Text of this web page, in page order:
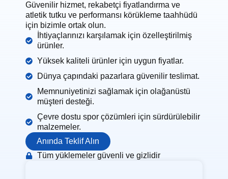
Güvenilir hizmet, rekabetçi fiyatlandırma ve
atletik tutku ve performansı körükleme taahhüdü
için bizimle ortak olun.
İhtiyaçlarınızı karşılamak için özelleştirilmiş
ürünler.
Yüksek kaliteli ürünler için uygun fiyatlar.
Dünya çapındaki pazarlara güvenilir teslimat.
Memnuniyetinizi sağlamak için olağanüstü
müşteri desteği.
Çevre dostu spor çözümleri için sürdürülebilir
malzemeler.
Anında Teklif Alın
Tüm yüklemeler güvenli ve gizlidir